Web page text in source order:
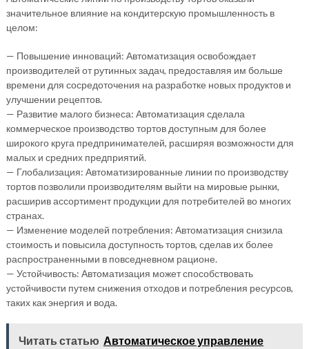
значительное влияние на кондитерскую промышленность в
целом:
— Повышение инноваций: Автоматизация освобождает
производителей от рутинных задач, предоставляя им больше
времени для сосредоточения на разработке новых продуктов и
улучшении рецептов.
— Развитие малого бизнеса: Автоматизация сделала
коммерческое производство тортов доступным для более
широкого круга предпринимателей, расширяя возможности для
малых и средних предприятий.
— Глобализация: Автоматизированные линии по производству
тортов позволили производителям выйти на мировые рынки,
расширив ассортимент продукции для потребителей во многих
странах.
— Изменение моделей потребления: Автоматизация снизила
стоимость и повысила доступность тортов, сделав их более
распространенными в повседневном рационе.
— Устойчивость: Автоматизация может способствовать
устойчивости путем снижения отходов и потребления ресурсов,
таких как энергия и вода.
Читать статью Автоматическое управление